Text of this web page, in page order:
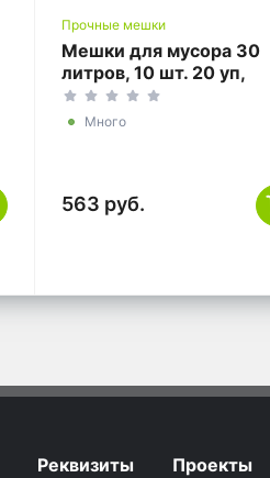
Прочные мешки
Мешки для мусора 30
литров, 10 шт. 20 уп,
черные
Много
563 руб.
Реквизиты Проекты